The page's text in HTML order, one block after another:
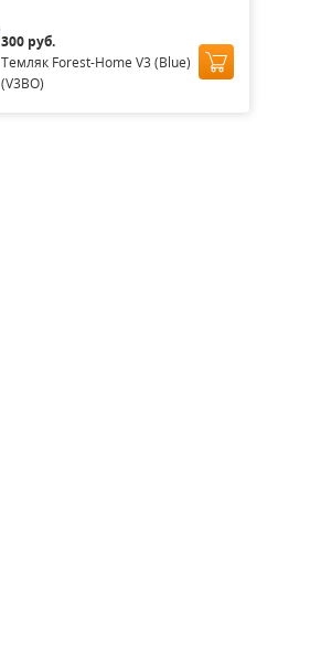
300 руб.
Темляк Forest-Home V3 (Blue)
(V3BO)